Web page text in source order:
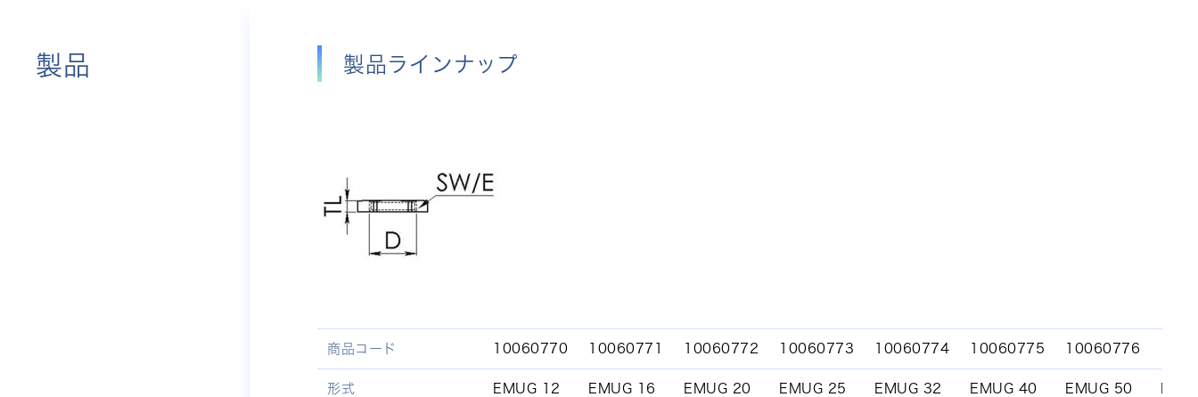
製品 製品ラインナップ
商品コード 10060770 10060771 10060772 10060773 10060774 10060775 10060776
形式 EMUG 12 EMUG 16 EMUG 20 EMUG 25 EMUG 32 EMUG 40 EMUG 50